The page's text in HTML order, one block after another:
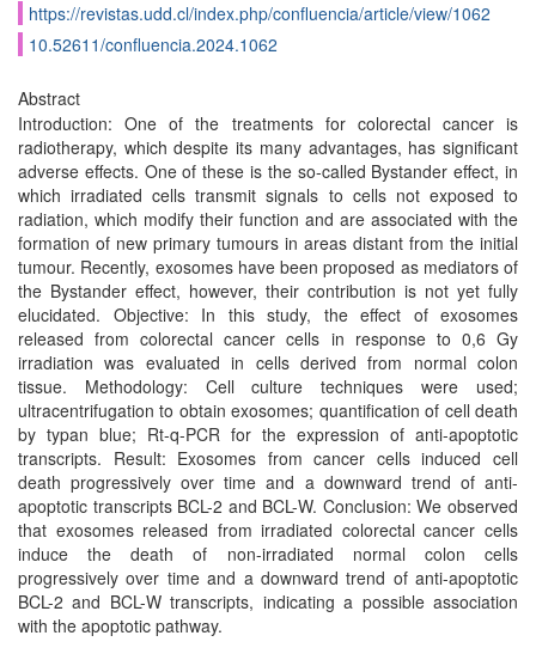
https://revistas.udd.cl/index.php/confluencia/article/view/1062
10.52611/confluencia.2024.1062
Abstract
Introduction: One of the treatments for colorectal cancer is
radiotherapy, which despite its many advantages, has significant
adverse effects. One of these is the so-called Bystander effect, in
which irradiated cells transmit signals to cells not exposed to
radiation, which modify their function and are associated with the
formation of new primary tumours in areas distant from the initial
tumour. Recently, exosomes have been proposed as mediators of
the Bystander effect, however, their contribution is not yet fully
elucidated. Objective: In this study, the effect of exosomes
released from colorectal cancer cells in response to 0,6 Gy
irradiation was evaluated in cells derived from normal colon
tissue. Methodology: Cell culture techniques were used;
ultracentrifugation to obtain exosomes; quantification of cell death
by typan blue; Rt-q-PCR for the expression of anti-apoptotic
transcripts. Result: Exosomes from cancer cells induced cell
death progressively over time and a downward trend of anti-
apoptotic transcripts BCL-2 and BCL-W. Conclusion: We observed
that exosomes released from irradiated colorectal cancer cells
induce the death of non-irradiated normal colon cells
progressively over time and a downward trend of anti-apoptotic
BCL-2 and BCL-W transcripts, indicating a possible association
with the apoptotic pathway.